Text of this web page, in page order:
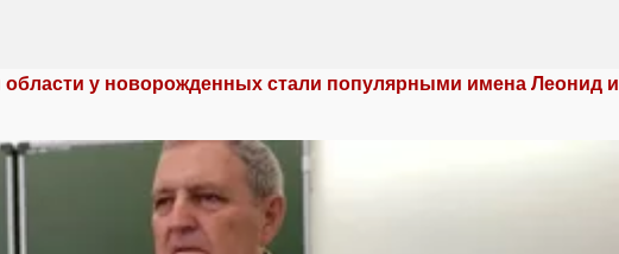
области у новорожденных стали популярными имена Леонид и